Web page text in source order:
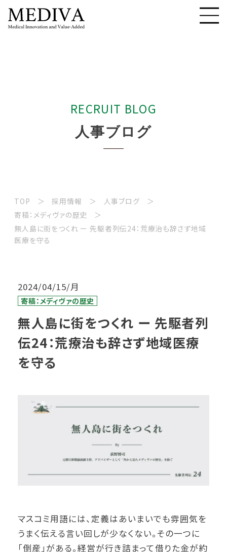
RECRUIT BLOG
人事ブロ グ
TOP 採用情報
人事ブログ
寄稿：メディヴァの歴史
無人島に街をつくれ ー 先駆者列伝24：荒療治も辞さず地域
医療を守る
2024/04/15/月
寄稿：メディヴァの歴史
無人島に街をつくれ ー 先駆者列
伝24：荒療治も辞さず地域医療
を守る
マスコミ用語には、定義はあいまいでも雰囲気を
うまく伝える言い回しが少なくない。その一つに
「倒産」がある。経営が行き詰まって借りた金が約